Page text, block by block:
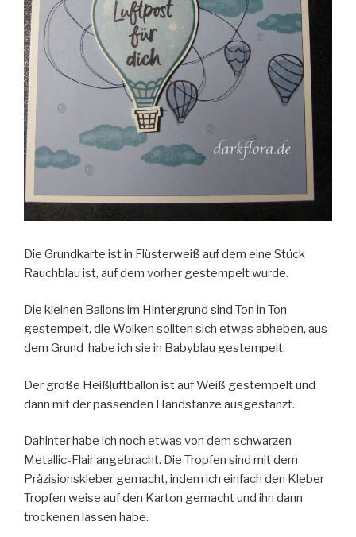
Die Grundkarte ist in Flüsterweiß auf dem eine Stück
Rauchblau ist, auf dem vorher gestempelt wurde.
Die kleinen Ballons im Hintergrund sind Ton in Ton
gestempelt, die Wolken sollten sich etwas abheben, aus
dem Grund habe ich sie in Babyblau gestempelt.
Der große Heißluftballon ist auf Weiß gestempelt und
dann mit der passenden Handstanze ausgestanzt.
Dahinter habe ich noch etwas von dem schwarzen
Metallic-Flair angebracht. Die Tropfen sind mit dem
Präzisionskleber gemacht, indem ich einfach den Kleber
Tropfen weise auf den Karton gemacht und ihn dann
trockenen lassen habe.